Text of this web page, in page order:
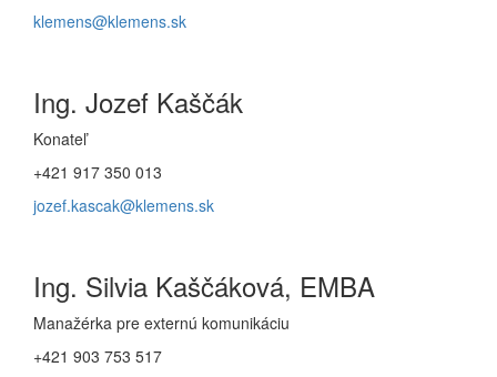
klemens@klemens.sk
Ing. Jozef Kaščák
Konateľ
+421 917 350 013
jozef.kascak@klemens.sk
Ing. Silvia Kaščáková, EMBA
Manažérka pre externú komunikáciu
+421 903 753 517